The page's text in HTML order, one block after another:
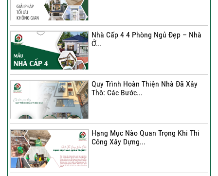
Nhà Cấp 4 4 Phòng Ngủ Đẹp – Nhà
Ở...
Quy Trình Hoàn Thiện Nhà Đã Xây
Thô: Các Bước...
Hạng Mục Nào Quan Trọng Khi Thi
Công Xây Dựng...